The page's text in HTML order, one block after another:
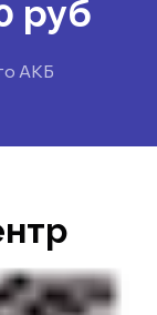
руб
АКБ